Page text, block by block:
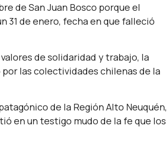
de San Juan Bosco porque el
31 de enero, fecha en que falleció
de solidaridad y trabajo, la
las colectividades chilenas de la
de la Región Alto Neuquén,
en un testigo mudo de la fe que los